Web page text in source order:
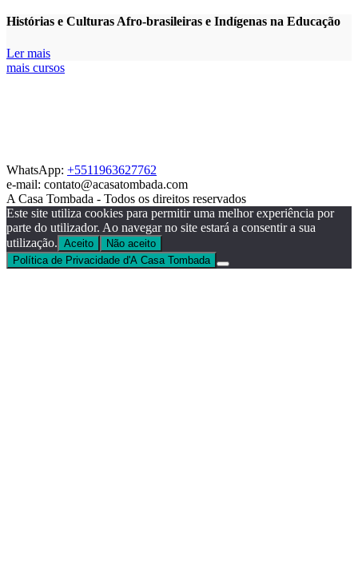
Histórias e Culturas Afro-brasileiras e Indígenas na Educação
Ler mais
mais cursos
WhatsApp: +5511963627762
e-mail: contato@acasatombada.com
A Casa Tombada - Todos os direitos reservados
Este site utiliza cookies para permitir uma melhor experiência por
parte do utilizador. Ao navegar no site estará a consentir a sua
utilização. Aceito
Não aceito
Política de Privacidade d'A Casa Tombada